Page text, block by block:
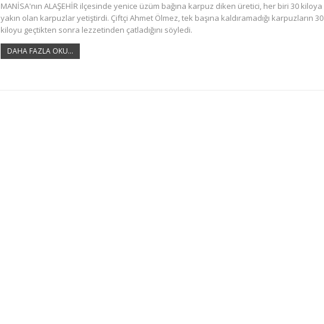
MANİSA'nın ALAŞEHİR ilçesinde yenice üzüm bağına karpuz diken üretici, her biri 30 kiloya
yakın olan karpuzlar yetiştirdi. Çiftçi Ahmet Ölmez, tek başına kaldıramadığı karpuzların 30
kiloyu geçtikten sonra lezzetinden çatladığını söyledi.
DAHA FAZLA OKU...